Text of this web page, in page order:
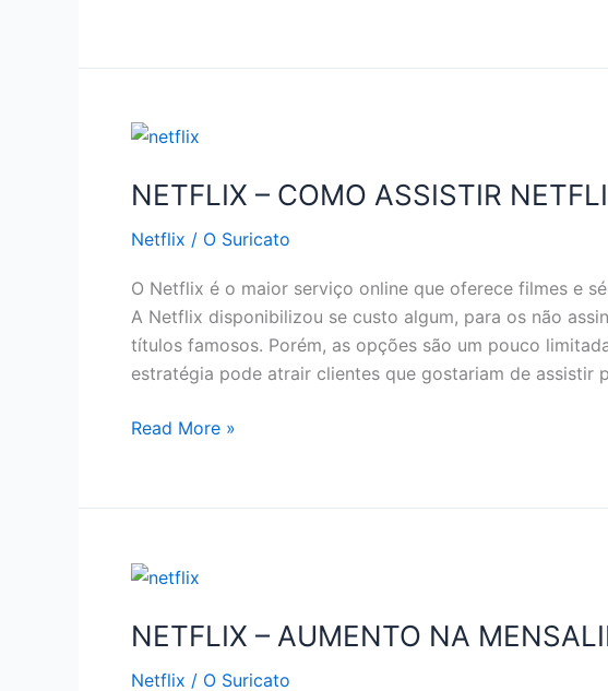
LA
DE
TERÁ
PARTE
2019
NETFLIX – COMO ASSISTIR
Netflix / O Suricato
O Netflix é o maior serviço online que oferece filmes e
A Netflix disponibilizou se custo algum, para os não
títulos famosos. Porém, as opções são um pouco
estratégia pode atrair clientes que gostariam de assistir
NETFLIX
ASSISTIR
DE
Read More »
NETFLIX – AUMENTO NA
Netflix / O Suricato